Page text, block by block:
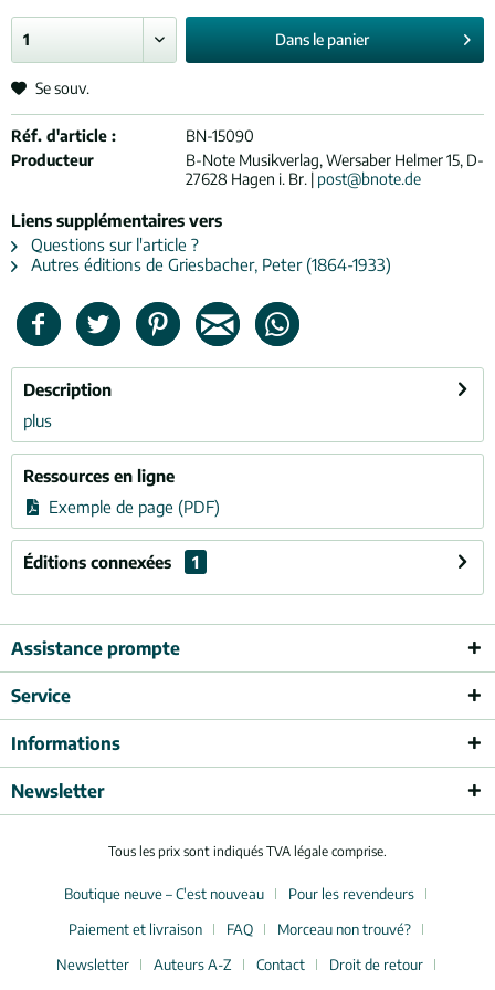
Dans le panier
Se souv.
Réf. d'article :
BN-15090
Producteur
B-Note Musikverlag, Wersaber Helmer 15, D-
27628 Hagen i. Br. | post@bnote.de
Liens supplémentaires vers
Questions sur l'article ?
Autres éditions de Griesbacher, Peter (1864-1933)
Description
plus
Ressources en ligne
Exemple de page (PDF)
Éditions connexées 1
Assistance prompte
Service
Informations
Newsletter
Tous les prix sont indiqués TVA légale comprise.
Boutique neuve – C'est nouveau
Pour les revendeurs
Paiement et livraison
FAQ
Morceau non trouvé?
Newsletter
Auteurs A-Z Contact
Droit de retour